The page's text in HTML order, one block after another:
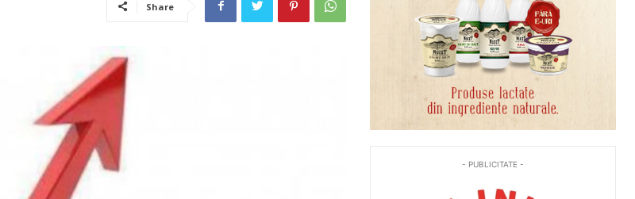
Share
- PUBLICITATE -